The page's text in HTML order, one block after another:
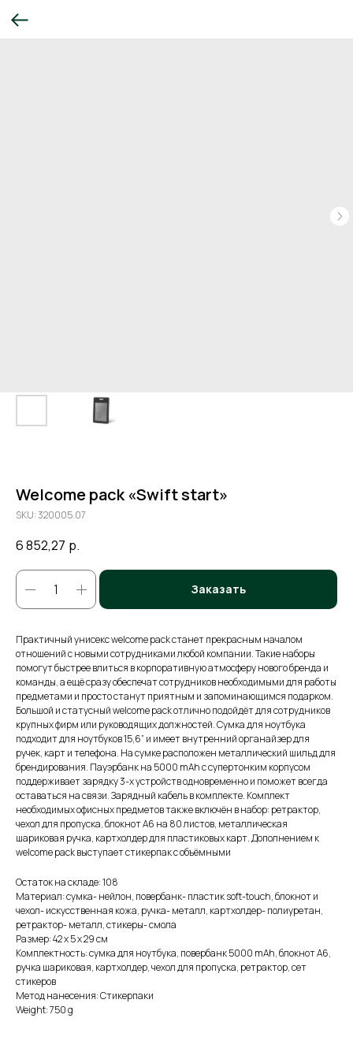
Welcome pack «Swift start»
SKU:320005.07
6 852,27 р.
Заказать
Практичный унисекс welcome pack станет прекрасным началом
отношений с новыми сотрудниками любой компании. Такие наборы
помогут быстрее влиться в корпоративную атмосферу нового бренда и
команды, а ещё сразу обеспечат сотрудников необходимыми для работы
предметами и просто станут приятным и запоминающимся подарком.
Большой и статусный welcome pack отлично подойдёт для сотрудников
крупных фирм или руководящих должностей. Сумка для ноутбука
подходит для ноутбуков 15,6” и имеет внутренний органайзер для
ручек, карт и телефона. На сумке расположен металлический шильд для
брендирования. Пауэрбанк на 5000 mAh с супертонким корпусом
поддерживает зарядку 3-х устройств одновременно и поможет всегда
оставаться на связи. Зарядный кабель в комплекте. Комплект
необходимых офисных предметов также включён в набор: ретрактор,
чехол для пропуска, блокнот А6 на 80 листов, металлическая
шариковая ручка, картхолдер для пластиковых карт. Дополнением к
welcome pack выступает стикерпак с объёмными
Остаток на складе: 108
Материал: сумка- нейлон, повербанк- пластик soft-touch, блокнот и
чехол- искусственная кожа, ручка- металл, картхолдер- полиуретан,
ретрактор- металл, стикеры- смола
Размер: 42 х 5 х 29 см
Комплектность: сумка для ноутбука, повербанк 5000 mAh, блокнот А6,
ручка шариковая, картхолдер, чехол для пропуска, ретрактор, сет
стикеров
Метод нанесения: Стикерпаки
Weight: 750 g